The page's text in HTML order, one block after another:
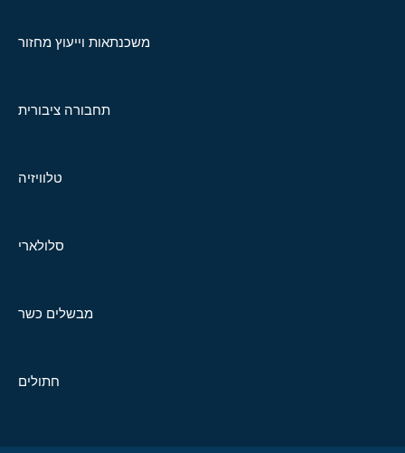
משכנתאות וייעוץ מחזור
תחבורה ציבורית
טלוויזיה
סלולארי
מבשלים כשר
חתולים